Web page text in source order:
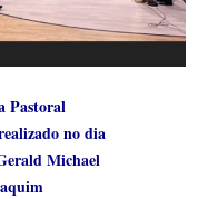
Pastoral
no dia
Michael